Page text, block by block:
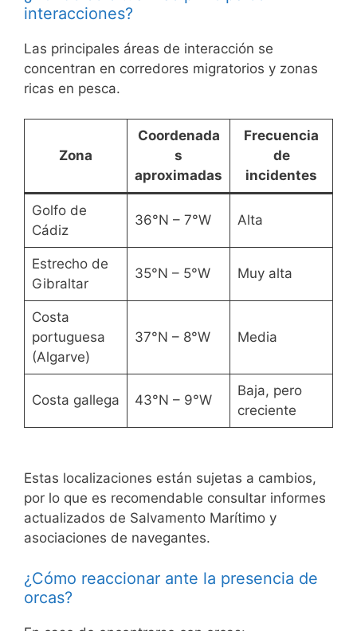
interacciones?
Las principales áreas de interacción se
concentran en corredores migratorios y zonas
ricas en pesca.
Zona
Coordenada
s
aproximadas
Frecuencia
de
incidentes
Golfo de
Cádiz
36°N – 7°W Alta
Estrecho de
Gibraltar
35°N – 5°W Muy alta
Costa
portuguesa
(Algarve)
37°N – 8°W Media
Costa gallega 43°N – 9°W
Baja, pero
creciente
Estas localizaciones están sujetas a cambios,
por lo que es recomendable consultar informes
actualizados de Salvamento Marítimo y
asociaciones de navegantes.
¿Cómo reaccionar ante la presencia de
orcas?